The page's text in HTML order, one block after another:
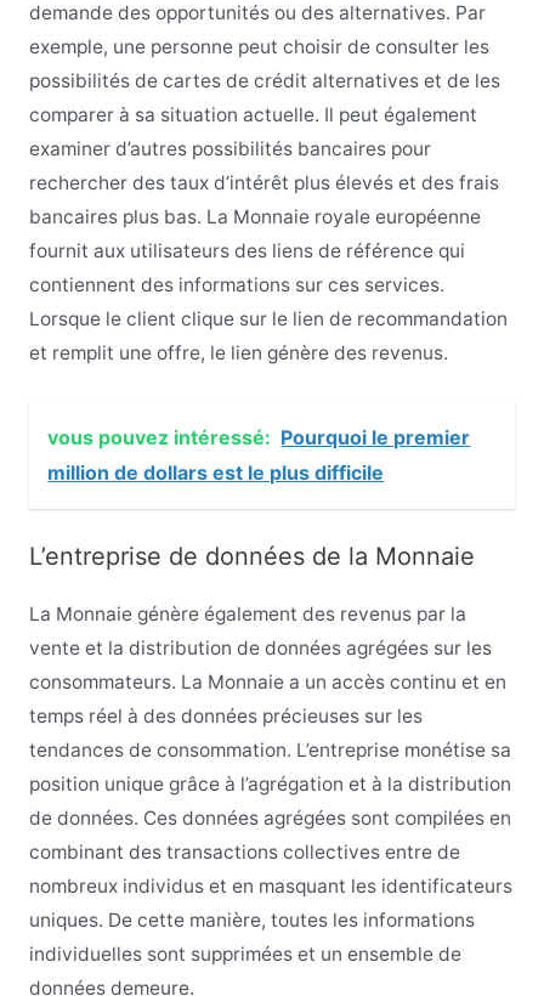
demande des opportunités ou des alternatives. Par
exemple, une personne peut choisir de consulter les
possibilités de cartes de crédit alternatives et de les
comparer à sa situation actuelle. Il peut également
examiner d’autres possibilités bancaires pour
rechercher des taux d’intérêt plus élevés et des frais
bancaires plus bas. La Monnaie royale européenne
fournit aux utilisateurs des liens de référence qui
contiennent des informations sur ces services.
Lorsque le client clique sur le lien de recommandation
et remplit une offre, le lien génère des revenus.
vous pouvez intéressé: Pourquoi le premier
million de dollars est le plus difficile
L’entreprise de données de la Monnaie
La Monnaie génère également des revenus par la
vente et la distribution de données agrégées sur les
consommateurs. La Monnaie a un accès continu et en
temps réel à des données précieuses sur les
tendances de consommation. L’entreprise monétise sa
position unique grâce à l’agrégation et à la distribution
de données. Ces données agrégées sont compilées en
combinant des transactions collectives entre de
nombreux individus et en masquant les identificateurs
uniques. De cette manière, toutes les informations
individuelles sont supprimées et un ensemble de
données demeure.